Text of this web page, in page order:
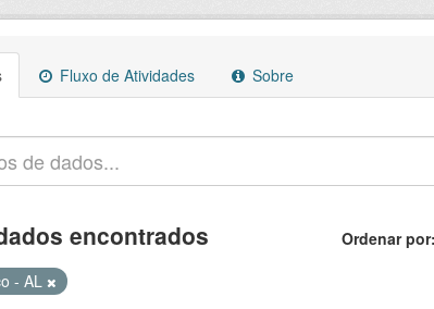
Fluxo de Atividades Sobre
Ordenar por
encontrados
- AL